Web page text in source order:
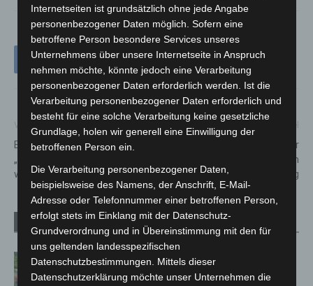
Bundesprogramm
„Ausbildungsplätze sichern“
wird verlängert
Brand in einer
Industrielackiererei im
Gewerbegebiet Misburg
Verwandte Artikel Mehr vom Autor
Region Hannover: 21 neue
Notfallsanitäter starten beim Roten
Internetseiten ist grundsätzlich ohne jede Angabe
personenbezogener Daten möglich. Sofern eine
betroffene Person besondere Services unseres
Unternehmens über unsere Internetseite in Anspruch
nehmen möchte, könnte jedoch eine Verarbeitung
personenbezogener Daten erforderlich werden. Ist die
Verarbeitung personenbezogener Daten erforderlich und
besteht für eine solche Verarbeitung keine gesetzliche
Grundlage, holen wir generell eine Einwilligung der
betroffenen Person ein.
Die Verarbeitung personenbezogener Daten,
beispielsweise des Namens, der Anschrift, E-Mail-
Adresse oder Telefonnummer einer betroffenen Person,
erfolgt stets im Einklang mit der Datenschutz-
Grundverordnung und in Übereinstimmung mit den für
uns geltenden landesspezifischen
Datenschutzbestimmungen. Mittels dieser
Datenschutzerklärung möchte unser Unternehmen die